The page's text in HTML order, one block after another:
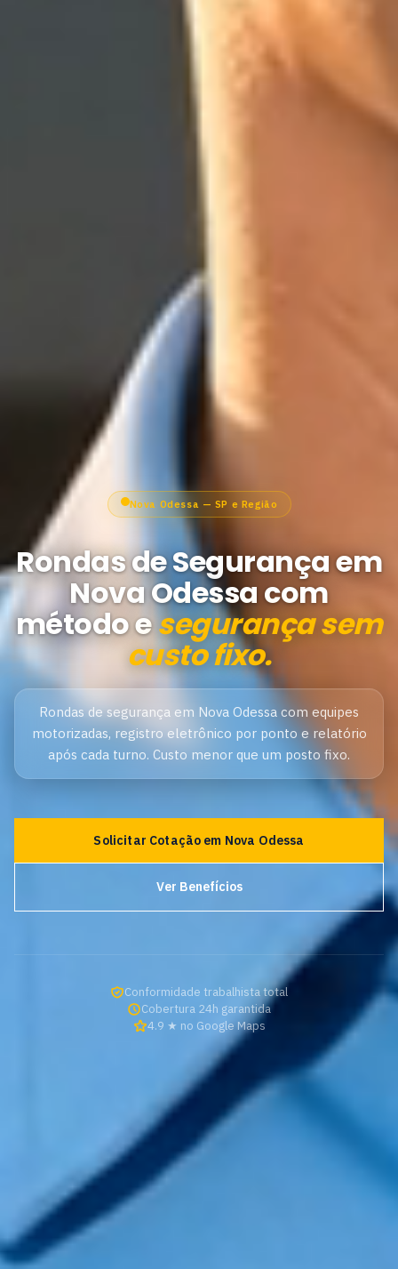
Nova Odessa — SP e Região
Rondas de Segurança em
Nova Odessa com
método esegurança sem
custo fixo.
Rondas de segurança em Nova Odessa com equipes
motorizadas, registro eletrônico por ponto e relatório
após cada turno. Custo menor que um posto fixo.
Solicitar Cotação em Nova Odessa
Ver Benefícios
Conformidade trabalhista total
Cobertura 24h garantida
4.9 ★ no Google Maps